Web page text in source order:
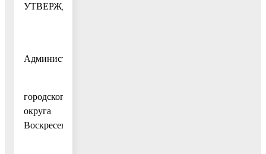
УТВЕРЖДЕН
Администрации
городского
округа
Воскресенск